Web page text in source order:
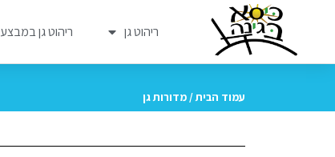
ריהוט גן ריהוט גן במבצע
עמוד הבית/ מדורות גן